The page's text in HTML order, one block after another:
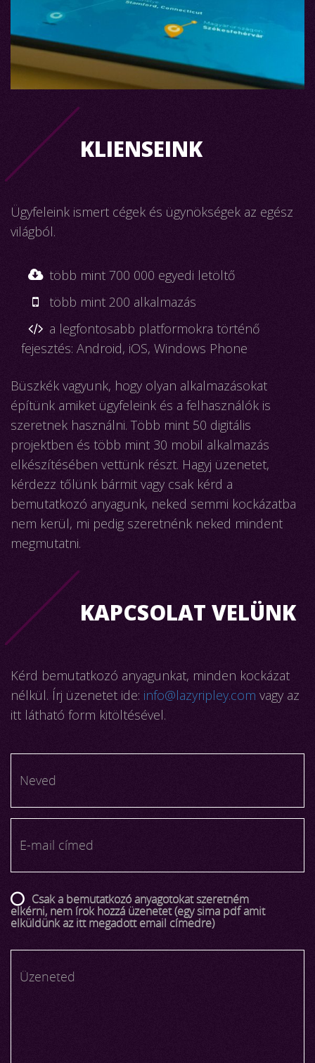
KLIENSEINK
Ügyfeleink ismert cégek és ügynökségek az egész
világból.
több mint 700 000 egyedi letöltő
több mint 200 alkalmazás
a legfontosabb platformokra történő
fejesztés: Android, iOS, Windows Phone
Büszkék vagyunk, hogy olyan alkalmazásokat
építünk amiket ügyfeleink és a felhasználók is
szeretnek használni. Több mint 50 digitális
projektben és több mint 30 mobil alkalmazás
elkészítésében vettünk részt. Hagyj üzenetet,
kérdezz tőlünk bármit vagy csak kérd a
bemutatkozó anyagunk, neked semmi kockázatba
nem kerül, mi pedig szeretnénk neked mindent
megmutatni.
KAPCSOLAT VELÜNK
Kérd bemutatkozó anyagunkat, minden kockázat
nélkül. Írj üzenetet ide: info@lazyripley.com vagy az
itt látható form kitöltésével.
Csak a bemutatkozó anyagotokat szeretném
elkérni, nem írok hozzá üzenetet (egy sima pdf amit
elküldünk az itt megadott email címedre)